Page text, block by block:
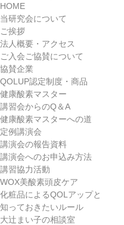
当研究会について
ご挨拶
法人概要・アクセス
ご入会ご協賛について
協賛企業
QOLUP認定制度・商品
健康酸素マスター
講習会からのQ＆A
健康酸素マスターへの道
HOME
当研究会について
ご挨拶
法人概要・アクセス
ご入会ご協賛について
協賛企業
QOLUP認定制度・商品
健康酸素マスター
講習会からのQ＆A
健康酸素マスターへの道
定例講演会
講演会の報告資料
講演会へのお申込み方法
講習協力活動
WOX美酸素頭皮ケア
化粧品によるQOLアップと
知っておきたいルール
大辻まい子の相談室